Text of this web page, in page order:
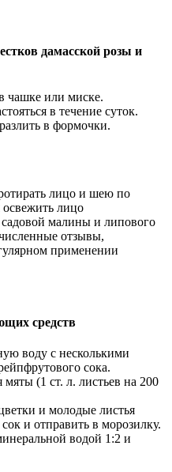
дамасской розы и
чашке или миске.
в течение суток.
в формочки.
лицо и шею по
лицо
малины и липового
отзывы,
применении
средств
воду с несколькими
сока.
мяты (1 ст. л. листьев на 200
и молодые листья
и отправить в морозилку.
водой 1:2 и